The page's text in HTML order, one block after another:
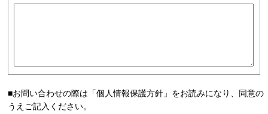
■お問い合わせの際は「個人情報保護方針」をお読みになり、同意の
うえご記入ください。